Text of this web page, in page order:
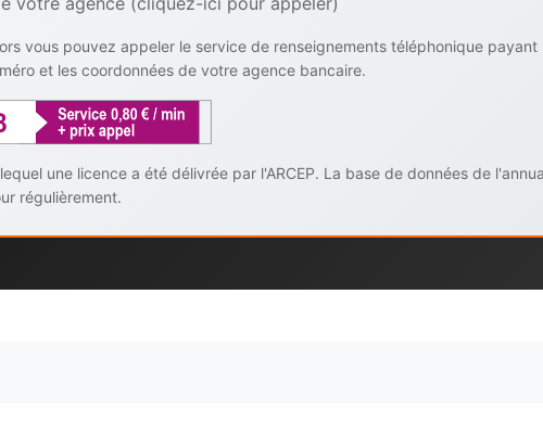
vous pouvez appeler le service de renseignements téléphonique payant
et les coordonnées de votre agence bancaire.
une licence a été délivrée par l'ARCEP. La base de données de
régulièrement.